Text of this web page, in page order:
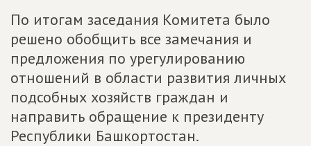
По итогам заседания Комитета было
решено обобщить все замечания и
предложения по урегулированию
отношений в области развития личных
подсобных хозяйств граждан и
направить обращение к президенту
Республики Башкортостан.